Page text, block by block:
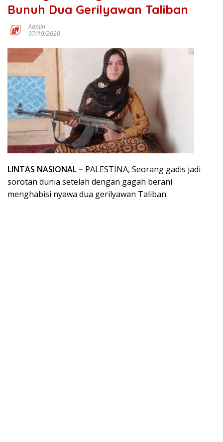
Bunuh Dua Gerilyawan Taliban
Admin
07/19/2020
LINTAS NASIONAL – PALESTINA, Seorang gadis jadi
sorotan dunia setelah dengan gagah berani
menghabisi nyawa dua gerilyawan Taliban.